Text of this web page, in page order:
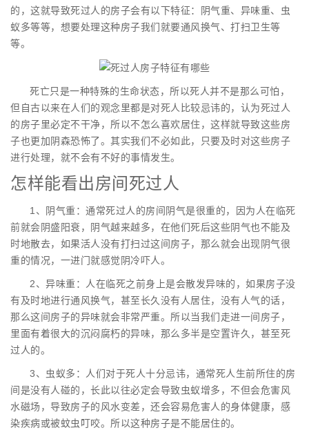
的，这就导致死过人的房子会有以下特征：阴气重、异味重、虫
蚁多等等，想要处理这种房子我们就要通风换气、打扫卫生等
等。
死亡只是一种特殊的生命状态，所以死人并不是那么可怕，
但自古以来在人们的观念里都是对死人比较忌讳的，认为死过人
的房子里必定不干净，所以不怎么喜欢居住，这样就导致这些房
子也更加阴森恐怖了。其实我们不必如此，只要及时对这些房子
进行处理，就不会有不好的事情发生。
怎样能看出房间死过人
1、阴气重：通常死过人的房间阴气是很重的，因为人在临死
前就会阴盛阳衰，阴气越来越多，在他们死后这些阴气也不能及
时地散去，如果活人没有打扫过这间房子，那么就会出现阴气很
重的情况，一进门就感觉阴冷吓人。
2、异味重：人在临死之前身上是会散发异味的，如果房子没
有及时地进行通风换气，甚至长久没有人居住，没有人气的话，
那么这间房子的异味就会非常严重。所以当我们走进一间房子，
里面有着很大的沉闷腐朽的异味，那么多半是空置许久，甚至死
过人的。
3、虫蚁多：人们对于死人十分忌讳，通常死人生前所住的房
间是没有人碰的，长此以往必定会导致虫蚁增多，不但会危害风
水磁场，导致房子的风水变差，还会容易危害人的身体健康，感
染疾病或被蚊虫叮咬。所以这种房子是不能居住的。